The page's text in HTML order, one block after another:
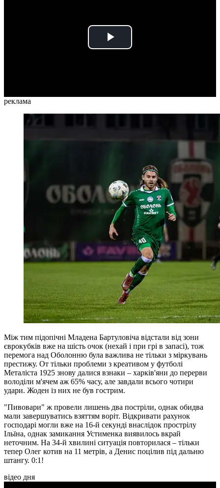
Play
реклама
Між тим підопічні Младена Бартуловіча відстали від зони
єврокубків вже на шість очок (нехай і при грі в запасі), тож
перемога над Оболонню була важлива не тільки з міркувань
престижу. От тільки проблеми з креативом у футболі
Металіста 1925 знову далися взнаки – харків'яни до перерви
володіли м'ячем аж 65% часу, але завдали всього чотири
удари. Жоден із них не був гострим.
"Пивовари" ж провели лишень два постріли, однак обидва
мали завершуватись взяттям воріт. Відкривати рахунок
господарі могли вже на 16-й секунді внаслідок прострілу
Ільїна, однак замикання Устименка виявилось вкрай
неточним. На 34-й хвилині ситуація повторилася – тільки
тепер Олег котив на 11 метрів, а Денис поцілив під дальню
штангу. 0:1!
відео дня